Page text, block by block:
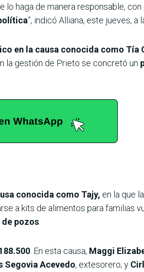
lo haga de manera responsable, con
”, indicó Alliana, este jueves, a
en la causa conocida como Tía
la gestión de Prieto se concretó un
conocida como Tajy, en la que
a kits de alimentos para familias
pozos
. En esta causa, Maggi
Segovia Acevedo, extesorero; y